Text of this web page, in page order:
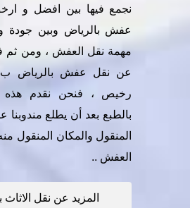
نجمع فيها بين افضل و
عفش بالرياض وبين جودة
مهمة نقل العفش ، ومن ثم
رخيص ، فنحن نقدم هذه
بالطبع بعد أن يطلع مندوبنا
المنقول والمكان المنقول
العفش ..
المزيد عن نقل الاثاث